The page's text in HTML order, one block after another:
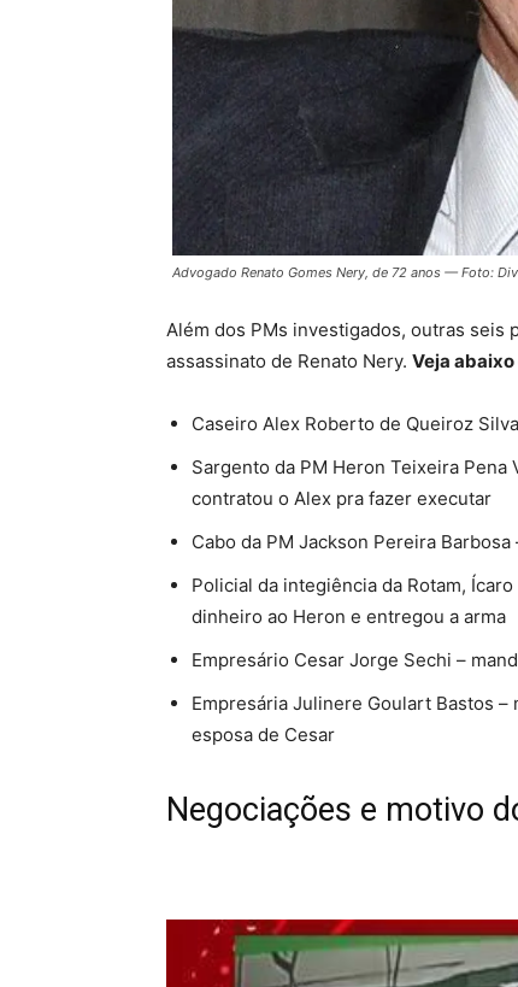
Advogado Renato Gomes Nery, de 72 anos — Foto:
Além dos PMs investigados, outras seis
assassinato de Renato Nery. Veja abaixo
Caseiro Alex Roberto de Queiroz Silva
Sargento da PM Heron Teixeira Pena
contratou o Alex pra fazer executar
Cabo da PM Jackson Pereira Barbosa
Policial da integiência da Rotam,
dinheiro ao Heron e entregou a arma
Empresário Cesar Jorge Sechi –
Empresária Julinere Goulart Bastos –
esposa de Cesar
Negociações e motivo